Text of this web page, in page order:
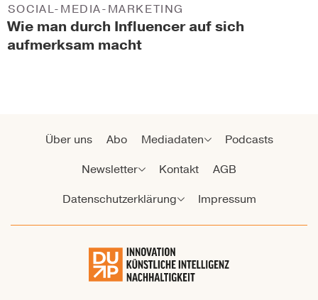
Wie man durch Influencer auf sich
aufmerksam macht
SOCIAL-MEDIA-MARKETING
Über uns Abo Mediadaten
Podcasts
Newsletter
Kontakt
AGB
Datenschutzerklärung
Impressum